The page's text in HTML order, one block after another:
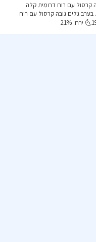
קרסול עם רוח דרומית קלה.
גלים גובה קרסול עם רוח